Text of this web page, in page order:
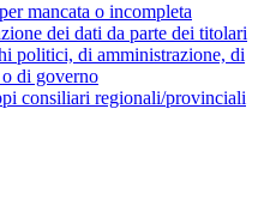
mancata o incompleta
dei dati da parte dei titolari
politici, di amministrazione, di
di governo
consiliari regionali/provinciali